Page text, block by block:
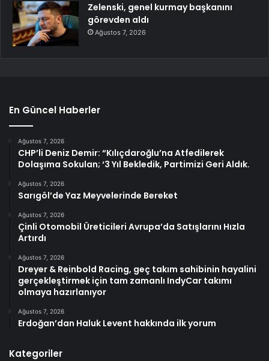
Zelenski, genel kurmay başkanını
görevden aldı
Ağustos 7, 2026
En Güncel Haberler
Ağustos 7, 2026
CHP’li Deniz Demir: “Kılıçdaroğlu’na Atfedilerek
Dolaşıma Sokulan; ‘3 Yıl Bekledik, Partimizi Geri Aldık.
Ağustos 7, 2026
Sarıgöl’de Yaz Meyvelerinde Bereket
Ağustos 7, 2026
Çinli Otomobil Üreticileri Avrupa’da Satışlarını Hızla
Artırdı
Ağustos 7, 2026
Dreyer & Reinbold Racing, geç takım sahibinin hayalini
gerçekleştirmek için tam zamanlı IndyCar takımı
olmaya hazırlanıyor
Ağustos 7, 2026
Erdoğan’dan Haluk Levent hakkında ilk yorum
Kategoriler